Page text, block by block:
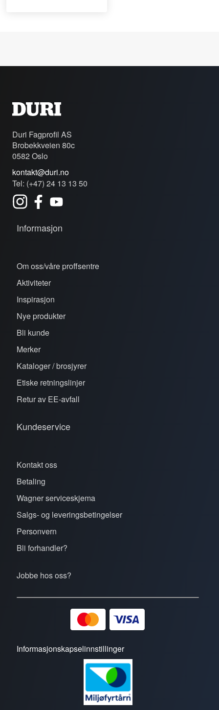
Duri Fagprofil AS
Brobekkveien 80c
0582 Oslo
kontakt@duri.no
Tel: (+47) 24 13 13 50
Informasjon
Om oss/våre proffsentre
Aktiviteter
Inspirasjon
Nye produkter
Bli kunde
Merker
Kataloger / brosjyrer
Etiske retningslinjer
Retur av EE-avfall
Kundeservice
Kontakt oss
Betaling
Wagner serviceskjema
Salgs- og leveringsbetingelser
Personvern
Bli forhandler?
Jobbe hos oss?
Informasjonskapselinnstillinger